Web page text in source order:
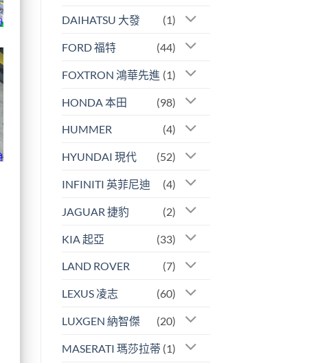
DAIHATSU 大發 (1)
FORD 福特 (44)
FOXTRON 鴻華先進 (1)
HONDA 本田 (98)
HUMMER (4)
HYUNDAI 現代 (52)
INFINITI 英菲尼迪 (4)
JAGUAR 捷豹 (2)
KIA 起亞 (33)
LAND ROVER (7)
LEXUS 凌志 (60)
LUXGEN 納智傑 (20)
MASERATI 瑪莎拉蒂 (1)